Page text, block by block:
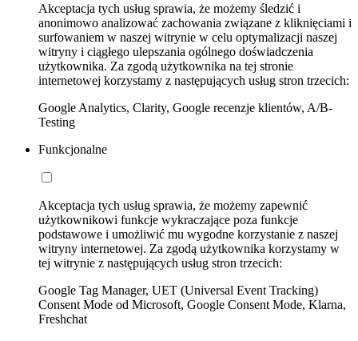
Akceptacja tych usług sprawia, że możemy śledzić i
anonimowo analizować zachowania związane z kliknięciami i
surfowaniem w naszej witrynie w celu optymalizacji naszej
witryny i ciągłego ulepszania ogólnego doświadczenia
użytkownika. Za zgodą użytkownika na tej stronie
internetowej korzystamy z następujących usług stron trzecich:
Google Analytics, Clarity, Google recenzje klientów, A/B-
Testing
Funkcjonalne
Akceptacja tych usług sprawia, że możemy zapewnić
użytkownikowi funkcje wykraczające poza funkcje
podstawowe i umożliwić mu wygodne korzystanie z naszej
witryny internetowej. Za zgodą użytkownika korzystamy w
tej witrynie z następujących usług stron trzecich:
Google Tag Manager, UET (Universal Event Tracking)
Consent Mode od Microsoft, Google Consent Mode, Klarna,
Freshchat